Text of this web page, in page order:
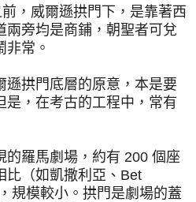
，威爾遜拱門下，是靠著西
兩旁均是商鋪，朝聖者可兌
常。
遜拱門底層的原意，本是要
是，在考古的工程中，常有
的羅馬劇場，約有 200 個座
比（如凱撒利亞、Bet
規模較小。拱門是劇場的蓋